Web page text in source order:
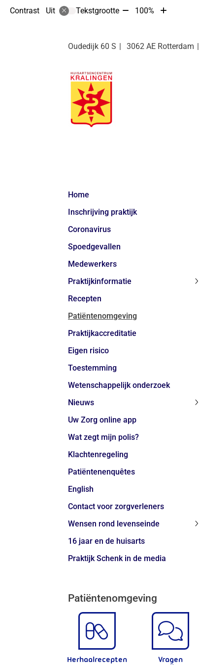
Contrast Uit Tekstgrootte Tekst
10%
100%
Tekst
10%
Oudedijk 60 S 3062 AE Rotterdam
Home
Inschrijving praktijk
Coronavirus
Spoedgevallen
Medewerkers
Praktijkinformatie
Recepten
Patiëntenomgeving
Praktijkaccreditatie
Eigen risico
Toestemming
Wetenschappelijk onderzoek
Nieuws
Uw Zorg online app
Wat zegt mijn polis?
Klachtenregeling
Patiëntenenquêtes
English
Contact voor zorgverleners
Wensen rond levenseinde
16 jaar en de huisarts
Praktijk Schenk in de media
Patiëntenomgeving
Herhaalrecepten
Vragen